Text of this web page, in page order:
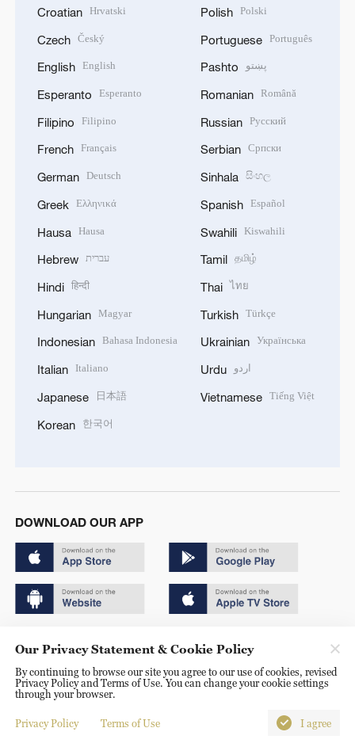
Croatian Hrvatski
Czech Český
English English
Esperanto Esperanto
Filipino Filipino
French Français
German Deutsch
Greek Ελληνικά
Hausa Hausa
Hebrew עברית
Hindi हिन्दी
Hungarian Magyar
Indonesian Bahasa Indonesia
Italian Italiano
Japanese 日本語
Korean 한국어
Polish Polski
Portuguese Português
Pashto پښتو
Romanian Română
Russian Русский
Serbian Српски
Sinhala සිංහල
Spanish Español
Swahili Kiswahili
Tamil தமிழ்
Thai ไทย
Turkish Türkçe
Ukrainian Українська
Urdu اردو
Vietnamese Tiếng Việt
DOWNLOAD OUR APP
京ICP备20000184号
京公网安备 11010502050052号
Disinformation report hotline: 010-85061466
Our Privacy Statement & Cookie Policy
By continuing to browse our site you agree to our use of cookies, revised
Privacy Policy and Terms of Use. You can change your cookie settings
through your browser.
Privacy Policy Terms of Use I agree